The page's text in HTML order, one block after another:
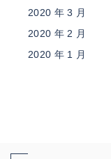
2020 年 3 月
2020 年 2 月
2020 年 1 月